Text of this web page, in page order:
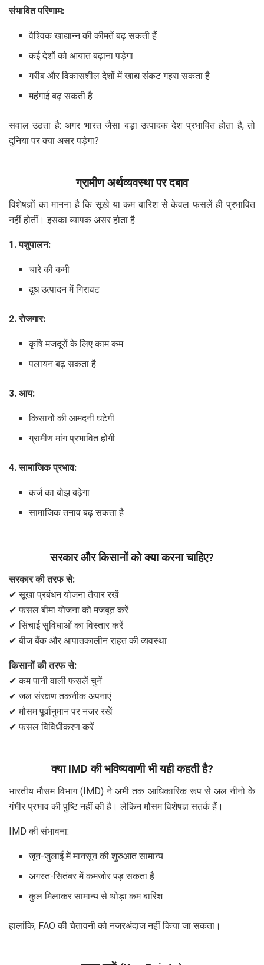
संभावित परिणाम:
वैश्विक खाद्यान्न की कीमतें बढ़ सकती हैं
कई देशों को आयात बढ़ाना पड़ेगा
गरीब और विकासशील देशों में खाद्य संकट गहरा सकता है
महंगाई बढ़ सकती है
सवाल उठता है: अगर भारत जैसा बड़ा उत्पादक देश प्रभावित होता है, तो
दुनिया पर क्या असर पड़ेगा?
ग्रामीण अर्थव्यवस्था पर दबाव
विशेषज्ञों का मानना है कि सूखे या कम बारिश से केवल फसलें ही प्रभावित
नहीं होतीं। इसका व्यापक असर होता है:
1. पशुपालन:
चारे की कमी
दूध उत्पादन में गिरावट
2. रोजगार:
कृषि मजदूरों के लिए काम कम
पलायन बढ़ सकता है
3. आय:
किसानों की आमदनी घटेगी
ग्रामीण मांग प्रभावित होगी
4. सामाजिक प्रभाव:
कर्ज का बोझ बढ़ेगा
सामाजिक तनाव बढ़ सकता है
सरकार और किसानों को क्या करना चाहिए?
सरकार की तरफ से:
✔ सूखा प्रबंधन योजना तैयार रखें
✔ फसल बीमा योजना को मजबूत करें
✔ सिंचाई सुविधाओं का विस्तार करें
✔ बीज बैंक और आपातकालीन राहत की व्यवस्था
किसानों की तरफ से:
✔ कम पानी वाली फसलें चुनें
✔ जल संरक्षण तकनीक अपनाएं
✔ मौसम पूर्वानुमान पर नजर रखें
✔ फसल विविधीकरण करें
क्या IMD की भविष्यवाणी भी यही कहती है?
भारतीय मौसम विभाग (IMD) ने अभी तक आधिकारिक रूप से अल नीनो के
गंभीर प्रभाव की पुष्टि नहीं की है। लेकिन मौसम विशेषज्ञ सतर्क हैं।
IMD की संभावना:
जून-जुलाई में मानसून की शुरुआत सामान्य
अगस्त-सितंबर में कमजोर पड़ सकता है
कुल मिलाकर सामान्य से थोड़ा कम बारिश
हालांकि, FAO की चेतावनी को नजरअंदाज नहीं किया जा सकता।